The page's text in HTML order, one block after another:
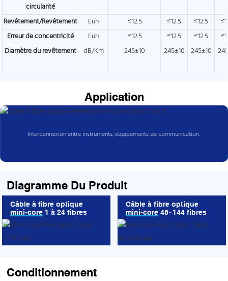
circularité
Revêtement/Revêtement Euh ≤12.5 ≤12.5 ≤12.5
Erreur de concentricité
Euh ≤12.5 ≤12.5 ≤12.5
Diamètre du revêtement
dB/Km 245±10 245±10 245±10
Application
Interconnexion entre instruments, équipements de communication.
Diagramme Du Produit
Câble à fibre optique
mini-core 1 à 24 fibres
Câble à fibre optique
mini-core 48~144 fibres
Conditionnement